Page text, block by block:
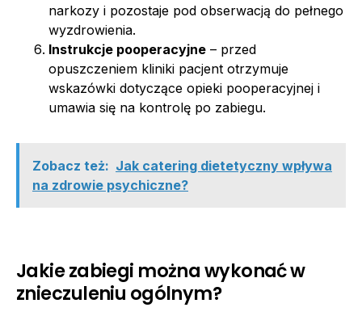
narkozy i pozostaje pod obserwacją do pełnego
wyzdrowienia.
Instrukcje pooperacyjne – przed
opuszczeniem kliniki pacjent otrzymuje
wskazówki dotyczące opieki pooperacyjnej i
umawia się na kontrolę po zabiegu.
Zobacz też: Jak catering dietetyczny wpływa
na zdrowie psychiczne?
Jakie zabiegi można wykonać w
znieczuleniu ogólnym?